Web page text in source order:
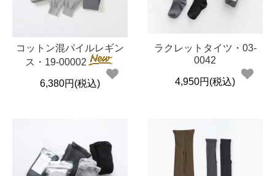
Cionコットン混パイルレギン
ス・19-00002
6,380円(税込)
ラクレットタイツ・03-
0042
4,950円(税込)